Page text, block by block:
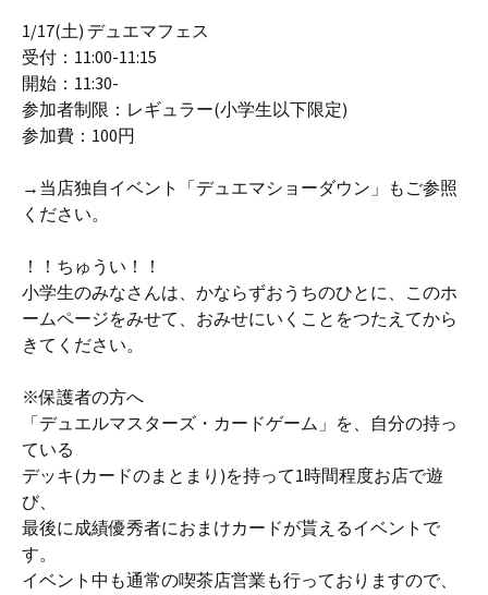
1/17(土) デュエマフェス
受付：11:00-11:15
開始：11:30-
参加者制限：レギュラー(小学生以下限定)
参加費：100円
→当店独自イベント「デュエマショーダウン」もご参照
ください。
！！ちゅうい！！
小学生のみなさんは、かならずおうちのひとに、このホ
ームページをみせて、おみせにいくことをつたえてから
きてください。
※保護者の方へ
「デュエルマスターズ・カードゲーム」を、自分の持っ
ている
デッキ(カードのまとまり)を持って1時間程度お店で遊
び、
最後に成績優秀者におまけカードが貰えるイベントで
す。
イベント中も通常の喫茶店営業も行っておりますので、